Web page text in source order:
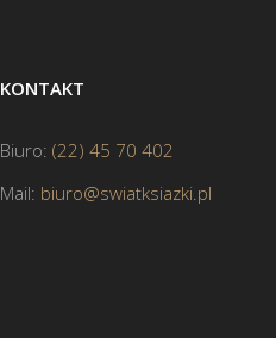
KONTAKT
Biuro: (22) 45 70 402
Mail: biuro@swiatksiazki.pl